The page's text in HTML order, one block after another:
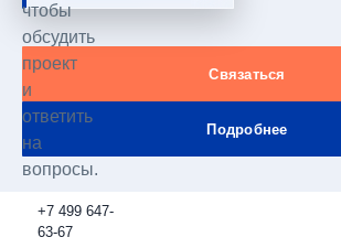
чтобы
обсудить
проект
и
ответить
на
вопросы.
+7 499 647-
63-67
Связаться
Подробнее